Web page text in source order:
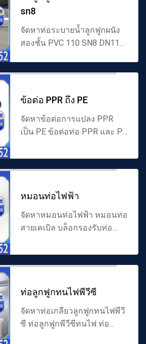
sn8
จัดหาท่อระบายน้ำลูกฟูกผนัง
สองชั้น PVC 110 SN8 DN110
น้ำในเขตเทศบาล ให้คำปร...
ข้อต่อ PPR ถึง PE
จัดหาข้อต่อการแปลง PPR
เป็น PE ข้อต่อท่อ PPR และ PE
ต่อการแปลงโพลีเอทิลีน - โพ
รพิลีน รองรับการเชื่อมต่อแบบ
ด้วย...
หมอนท่อไฟฟ้า
จัดหาหมอนท่อไฟฟ้า หมอนท่อ
สายเคเบิล บล็อกรองรับท่อ
เคเบิล รองรับหมอนท่อและ
ผลิตภัณฑ์อื่น ๆ ปรับให้เข้ากับ
ไฟฟ้า MP...
ท่อลูกฟูกทนไฟพีวีซี
จัดหาท่อเกลียวลูกฟูกทนไฟพีวี
ซี ท่อลูกฟูกพีวีซีทนไฟ ท่อ